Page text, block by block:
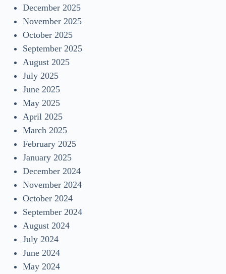
December 2025
November 2025
October 2025
September 2025
August 2025
July 2025
June 2025
May 2025
April 2025
March 2025
February 2025
January 2025
December 2024
November 2024
October 2024
September 2024
August 2024
July 2024
June 2024
May 2024